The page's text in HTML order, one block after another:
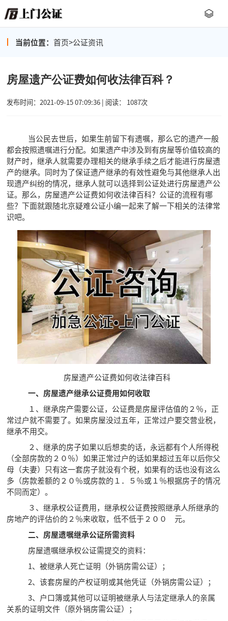
当前位置： 首页>公证资讯
房屋遗产公证费如何收法律百科？
发布时间：2021-09-15 07:09:36 | 阅读： 1087次
当公民去世后，如果生前留下有遗嘱，那么它的遗产一般
都会按照遗嘱进行分配。如果遗产中涉及到有房屋等价值较高的
财产时，继承人就需要办理相关的继承手续之后才能进行房屋遗
产的继承。同时为了保证遗产继承的有效性避免与其他继承人出
现遗产纠纷的情况，继承人就可以选择到公证处进行房屋遗产公
证。那么，房屋遗产公证费如何收法律百科？公证的流程有哪
些？下面就跟随北京疑难公证小编一起来了解一下相关的法律常
识吧。
房屋遗产公证费如何收法律百科
一、房屋遗产继承公证费用如何收取
１、继承房产需要公证，公证费是房屋评估值的２％，正
常过户就不需要了。如果房屋没过五年，正常过户要交营业税，
继承不用交。
２、继承的房子如果以后想卖的话，永远都有个人所得税
（全部房款的２０％）如果正常过户的话如果超过五年以后你父
母（夫妻）只有这一套房子就没有个税，如果有的话也没有这么
多（房款差额的２０％或房款的１．５％或１％根据房子的情况
不同而定）。
３、继承权公证费用，继承权公证费按照继承人所继承的
房地产的评估价的２％来收取，低不低于２００ 元。
二、房屋遗嘱继承公证所需资料
房屋遗嘱继承权公证需提交的资料：
1、被继承人死亡证明（外销房需公证）；
2、该套房屋的产权证明或其他凭证（外销房需公证）；
3、户口簿或其他可以证明被继承人与法定继承人的亲属
关系的证明文件（原外销房需公证）；